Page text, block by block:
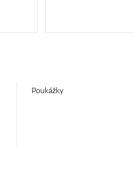
Poukážky